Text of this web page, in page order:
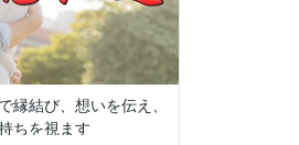
縁結び、想いを伝え、
ちを視ます